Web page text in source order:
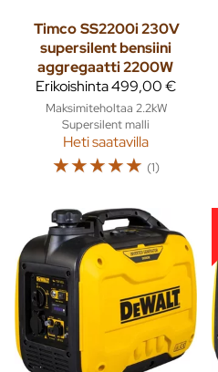
TimcoSS2200i 230V
supersilent bensiini
aggregaatti 2200W
Erikoishinta499,00 €
Maksimiteholtaa 2.2kW
Supersilent malli
Heti saatavilla
☆☆☆☆☆ (1)